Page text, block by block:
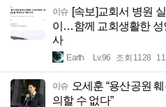
이슈 [속보]교회서 병원
이…함께 교회생활한 성
사
Earth Lv.96 조회 1128
이슈 오세훈 “용산공원
의할 수 없다”